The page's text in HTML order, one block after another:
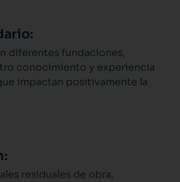
diferentes fundaciones,
conocimiento y experiencia
impactan positivamente la
residuales de obra,